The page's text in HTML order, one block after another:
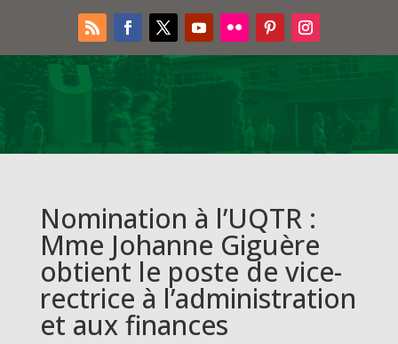
Nomination à l’UQTR :
Mme Johanne Giguère
obtient le poste de vice-
rectrice à l’administration
et aux finances